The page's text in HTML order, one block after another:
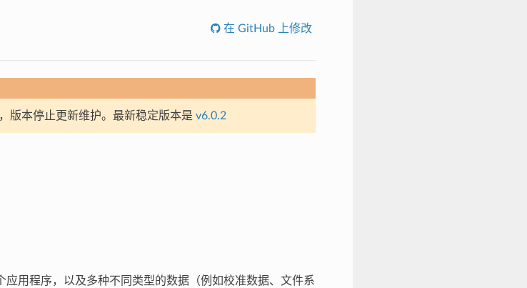
在 GitHub 上修改
版本停止更新维护。最新稳定版本是 v6.0.2
应用程序，以及多种不同类型的数据（例如校准数据、文件系